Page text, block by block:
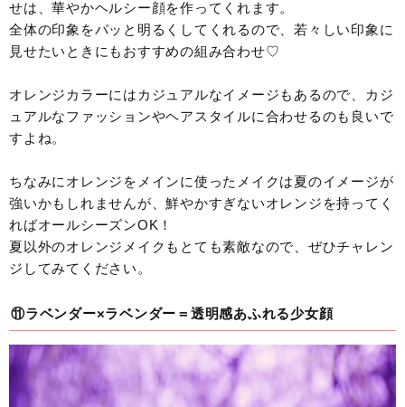
せは、華やかヘルシー顔を作ってくれます。
全体の印象をパッと明るくしてくれるので、若々しい印象に
見せたいときにもおすすめの組み合わせ♡
オレンジカラーにはカジュアルなイメージもあるので、カジ
ュアルなファッションやヘアスタイルに合わせるのも良いで
すよね。
ちなみにオレンジをメインに使ったメイクは夏のイメージが
強いかもしれませんが、鮮やかすぎないオレンジを持ってく
ればオールシーズンOK！
夏以外のオレンジメイクもとても素敵なので、ぜひチャレン
ジしてみてください。
⑪ラベンダー×ラベンダー＝透明感あふれる少女顔